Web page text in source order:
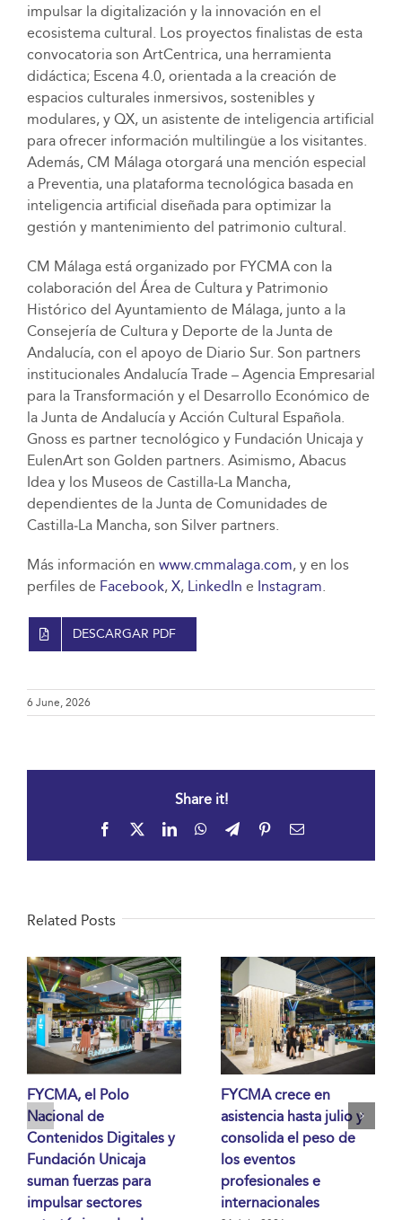
impulsar la digitalización y la innovación en el
ecosistema cultural. Los proyectos finalistas de esta
convocatoria son ArtCentrica, una herramienta
didáctica; Escena 4.0, orientada a la creación de
espacios culturales inmersivos, sostenibles y
modulares, y QX, un asistente de inteligencia artificial
para ofrecer información multilingüe a los visitantes.
Además, CM Málaga otorgará una mención especial
a Preventia, una plataforma tecnológica basada en
inteligencia artificial diseñada para optimizar la
gestión y mantenimiento del patrimonio cultural.
CM Málaga está organizado por FYCMA con la
colaboración del Área de Cultura y Patrimonio
Histórico del Ayuntamiento de Málaga, junto a la
Consejería de Cultura y Deporte de la Junta de
Andalucía, con el apoyo de Diario Sur. Son partners
institucionales Andalucía Trade – Agencia Empresarial
para la Transformación y el Desarrollo Económico de
la Junta de Andalucía y Acción Cultural Española.
Gnoss es partner tecnológico y Fundación Unicaja y
EulenArt son Golden partners. Asimismo, Abacus
Idea y los Museos de Castilla‑La Mancha,
dependientes de la Junta de Comunidades de
Castilla‑La Mancha, son Silver partners.
Más información en www.cmmalaga.com, y en los
perfiles de Facebook, X, LinkedIn e Instagram.
DESCARGAR PDF
6 June, 2026
Share it!
Facebook LinkedInWhatsApp
TelegramPinterestEmail
Related Posts
FYCMA, el Polo
Nacional de
Contenidos Digitales y
Fundación Unicaja
suman fuerzas para
impulsar sectores
FYCMA crece en
asistencia hasta julio y
consolida el peso de
los eventos
profesionales e
internacionales